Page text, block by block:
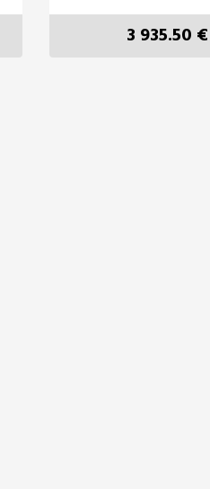
3 935.50 €